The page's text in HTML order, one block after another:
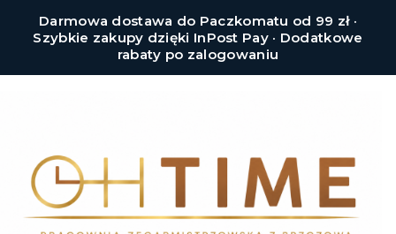
Darmowa dostawa do Paczkomatu od 99 zł ·
Szybkie zakupy dzięki InPost Pay · Dodatkowe
rabaty po zalogowaniu